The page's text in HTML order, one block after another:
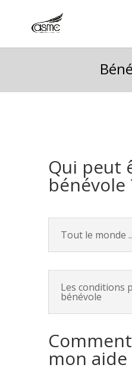
Qui peut
bénévole
Tout le monde
Les conditions
bénévole
mon aide